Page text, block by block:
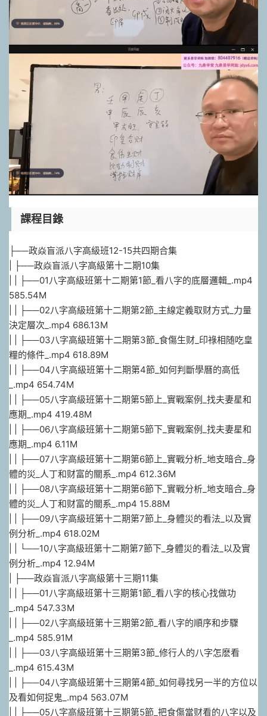
課程目錄
├──政焱盲派八字高級班12-15共四期合集
| ├──政焱盲派八字高級第十二期10集
| | ├──01八字高級班第十二期第1節_看八字的底層邏輯_.mp4
585.54M
| | ├──02八字高級班第十二期第2節_主線定義取财方式_力量
決定層次_.mp4 686.13M
| | ├──03八字高級班第十二期第3節_食傷生财_印祿相随吃皇
糧的條件_.mp4 618.89M
| | ├──04八字高級班第十二期第4節_如何判斷學曆的高低
_.mp4 654.74M
| | ├──05八字高級班第十二期第5節上_實戰案例_找夫妻星和
應期_.mp4 419.48M
| | ├──06八字高級班第十二期第5節下_實戰案例_找夫妻星和
應期_.mp4 6.11M
| | ├──07八字高級班第十二期第6節上_實戰分析_地支暗合_身
體的災_人丁和财富的關系_.mp4 612.36M
| | ├──08八字高級班第十二期第6節下_實戰分析_地支暗合_身
體的災_人丁和财富的關系_.mp4 15.88M
| | ├──09八字高級班第十二期第7節上_身體災的看法_以及實
例分析_.mp4 618.02M
| | └──10八字高級班第十二期第7節下_身體災的看法_以及實
例分析_.mp4 12.94M
| ├──政焱盲派八字高級第十三期11集
| | ├──01八字高級班第十三期第1節_看八字的核心找做功
_.mp4 547.33M
| | ├──02八字高級班第十三期第2節_看八字的順序和步驟
_.mp4 585.91M
| | ├──03八字高級班第十三期第3節_修行人的八字怎麽看
_.mp4 615.43M
| | ├──04八字高級班第十三期第4節_如何尋找另一半的方位以
及看如何捉鬼_.mp4 563.07M
| | ├──05八字高級班第十三期第5節_把食傷當财看的八字以及